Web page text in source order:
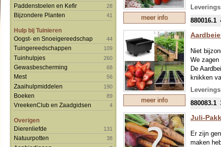
Paddenstoelen en Kefir 28
Bijzondere Planten 41
Hulp bij Tuinieren
Oogst- en Snoeigereedschap
44
Tuingereedschappen 109
Tuinhulpjes 260
Gewasbescherming 68
Mest 56
Zaaihulpmiddelen 190
Boeken 89
VreekenClub en Zaadgidsen 4
Overigen
Dierenliefde
131
Natuurpotten 38
meer info
880016.1
meer info
Niet
We
De
knikken
aardige
Afmeting
3 bakken
12
880083.1
Juli-
Er zijn
maken